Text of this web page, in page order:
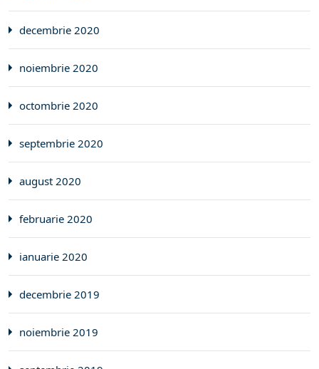
decembrie 2020
noiembrie 2020
octombrie 2020
septembrie 2020
august 2020
februarie 2020
ianuarie 2020
decembrie 2019
noiembrie 2019